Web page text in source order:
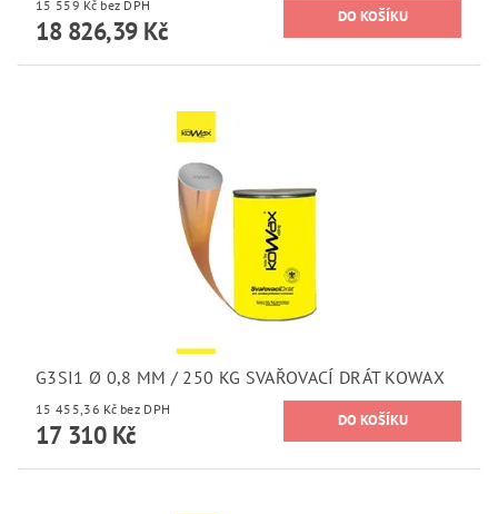
15 559 Kč bez DPH
18 826,39 Kč
G3SI1 Ø 0,8 MM / 250 KG SVAŘOVACÍ DRÁT KOWAX
15 455,36 Kč bez DPH
17 310 Kč